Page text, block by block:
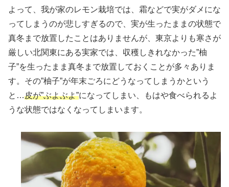
よって、我が家のレモン栽培では、霜などで実がダメにな
ってしまうのが悲しすぎるので、実が生ったままの状態で
真冬まで放置したことはありませんが、東京よりも寒さが
厳しい北関東にある実家では、収穫しきれなかった”柚
子”を生ったまま真冬まで放置しておくことが多々ありま
す。その”柚子”が年末ごろにどうなってしまうかという
と…皮が”ぶよぶよ”になってしまい、もはや食べられるよ
うな状態ではなくなってしまいます。